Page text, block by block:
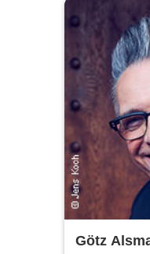
Götz